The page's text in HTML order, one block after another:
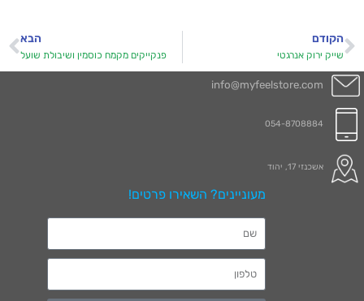
הקודם
שייק ירוק אנרגטי
הבא
פנקייקים מקמח כוסמין ושיבולת שועל
info@myfeelstore.com
054-8708884
אשכנזי 17, יהוד
מעוניינים? השאירו פרטים!